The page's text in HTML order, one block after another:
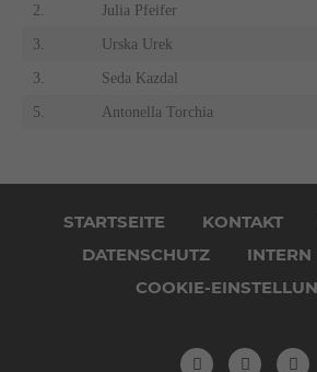
2. Julia Pfeifer
3. Urska Urek
3. Seda Kazdal
5. Antonella Torchia
überspringenSTARTSEITE KONTAKT
DATENSCHUTZ
INTERN
COOKIE-